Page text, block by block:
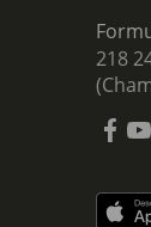
218